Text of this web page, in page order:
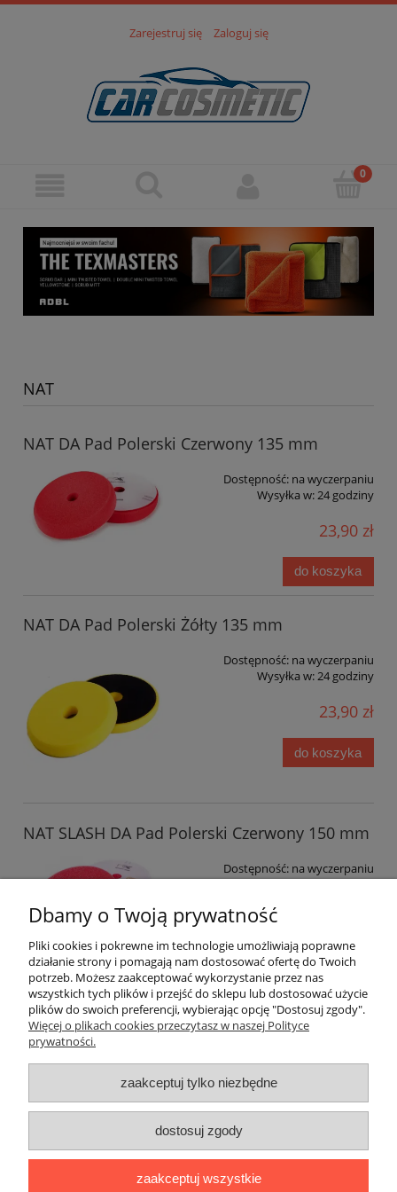
Zarejestruj się Zaloguj się
NAT
NAT DA Pad Polerski Czerwony 135 mm
Dostępność: na wyczerpaniu
Wysyłka w:24 godziny
23,90 zł
do koszyka
NAT DA Pad Polerski Żółty 135 mm
Dostępność: na wyczerpaniu
Wysyłka w:24 godziny
23,90 zł
do koszyka
NAT SLASH DA Pad Polerski Czerwony 150 mm
Dostępność: na wyczerpaniu
Wysyłka w:24 godziny
do koszyka
Pomoc
Moje konto
Płatności i dostawa
Informacje
Dbamy o Twoją prywatność
Pliki cookies i pokrewne im technologie umożliwiają poprawne
działanie strony i pomagają nam dostosować ofertę do Twoich
potrzeb. Możesz zaakceptować wykorzystanie przez nas
wszystkich tych plików i przejść do sklepu lub dostosować użycie
plików do swoich preferencji, wybierając opcję "Dostosuj zgody".
Więcej o plikach cookies przeczytasz w naszej Polityce
prywatności.
zaakceptuj tylko niezbędne
dostosuj zgody
zaakceptuj wszystkie